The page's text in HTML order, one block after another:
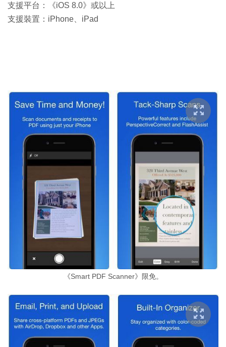
支援平台：《iOS 8.0》或以上
支援裝置：iPhone、iPad
《Smart PDF Scanner》限免。